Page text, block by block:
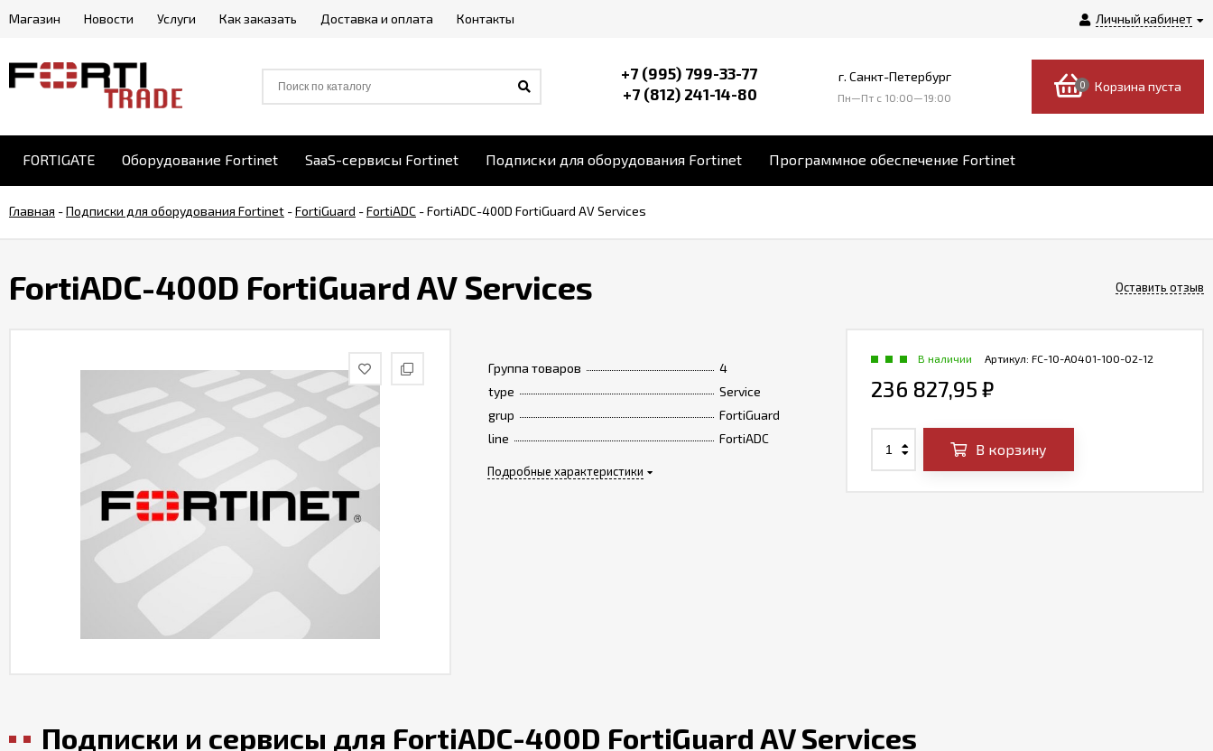
Личный кабинет
Магазин Новости Услуги Как заказать Доставка и оплата Контакты
+7 (995) 799-33-77
+7 (812) 241-14-80
г. Санкт-Петербург
Пн—Пт c 10:00—19:00
0 Корзина пуста
FORTIGATE Оборудование Fortinet SaaS-сервисы Fortinet Подписки для оборудования Fortinet Программное обеспечение Fortinet
Главная -Подписки для оборудования Fortinet -FortiGuard -FortiADC -FortiADC-400D FortiGuard AV Services
FortiADC-400D FortiGuard AV Services Оставить отзыв
Группа товаров
4
type
Service
grup
FortiGuard
line
FortiADC
Подробные характеристики
Артикул: FC-10-A0401-100-02-12
В наличии
236 827,95 ₽
В корзину
Подписки и сервисы для FortiADC-400D FortiGuard AV Services